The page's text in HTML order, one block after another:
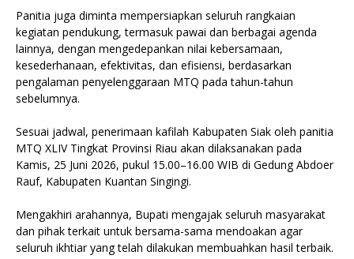
Panitia juga diminta mempersiapkan seluruh rangkaian
kegiatan pendukung, termasuk pawai dan berbagai agenda
lainnya, dengan mengedepankan nilai kebersamaan,
kesederhanaan, efektivitas, dan efisiensi, berdasarkan
pengalaman penyelenggaraan MTQ pada tahun-tahun
sebelumnya.
Sesuai jadwal, penerimaan kafilah Kabupaten Siak oleh panitia
MTQ XLIV Tingkat Provinsi Riau akan dilaksanakan pada
Kamis, 25 Juni 2026, pukul 15.00–16.00 WIB di Gedung Abdoer
Rauf, Kabupaten Kuantan Singingi.
Mengakhiri arahannya, Bupati mengajak seluruh masyarakat
dan pihak terkait untuk bersama-sama mendoakan agar
seluruh ikhtiar yang telah dilakukan membuahkan hasil terbaik.